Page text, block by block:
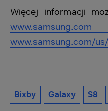
Więcej informacji
www.samsung.com/
Bixby Galaxy S8